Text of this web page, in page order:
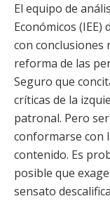
El equipo de
Económicos (IEE)
con conclusiones
reforma de las
Seguro que
críticas de la
patronal. Pero
conformarse con
contenido. Es
posible que
sensato